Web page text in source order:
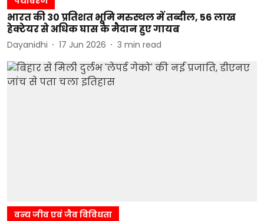
भारत की 30 प्रतिशत भूमि मरुस्थल में तब्दील, 56 लाख
हेक्टेयर से अधिक घास के मैदान हुए गायब
Dayanidhi 17 Jun 2026 3 min read
वन्य जीव एवं जैव विविधता